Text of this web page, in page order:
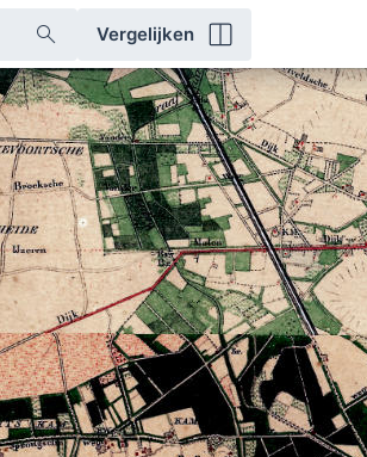
Vergelijken